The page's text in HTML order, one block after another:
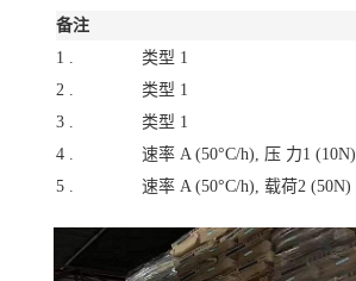
备注
1 .
类型 1
2 .
类型 1
3 .
类型 1
4 .
速率 A (50°C/h), 压 力1 (10N)
5 .
速率 A (50°C/h), 载荷2 (50N)